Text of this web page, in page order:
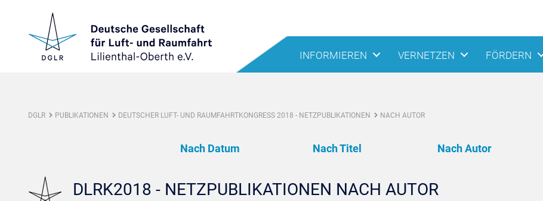
INFORMIEREN VERNETZEN FÖRDERN
DGLR PUBLIKATIONEN DEUTSCHER LUFT- UND RAUMFAHRTKONGRESS 2018 - NETZPUBLIKATIONEN NACH AUTOR
Nach Datum Nach Titel Nach Autor
DLRK2018 - NETZPUBLIKATIONEN NACH AUTOR